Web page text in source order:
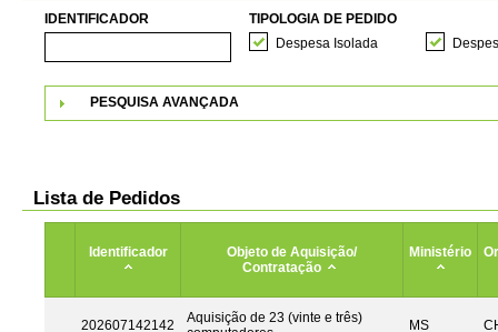
IDENTIFICADOR
TIPOLOGIA DE PEDIDO
Despesa Isolada
PESQUISA AVANÇADA
Lista de Pedidos
Identificador
Objeto de Aquisição/
Contratação
Ministério
202607142142
Aquisição de 23 (vinte e três)
MS